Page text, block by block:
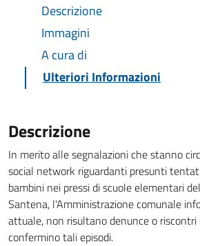
Descrizione
Immagini
A cura di
Ulteriori Informazioni
Descrizione
In merito alle segnalazioni che stanno
social network riguardanti presunti
bambini nei pressi di scuole elementari
Santena, l'Amministrazione comunale
attuale, non risultano denunce o
confermino tali episodi.